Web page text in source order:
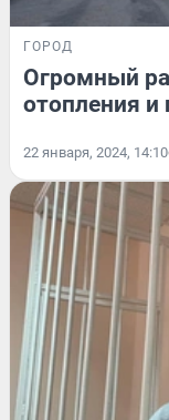
ГОРОД
Огромный
отопления и
22 января, 2024, 14:10